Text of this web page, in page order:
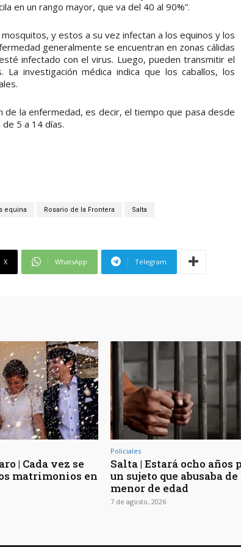
en un rango mayor, que va del 40 al 90%”.
y estos a su vez infectan a los equinos y los
generalmente se encuentran en zonas cálidas
infectado con el virus. Luego, pueden transmitir el
investigación médica indica que los caballos, los
la enfermedad, es decir, el tiempo que pasa desde
5 a 14 días.
equina Rosario de la Frontera Salta
X WhatsApp Telegram
| Cada vez se
matrimonios en
Policiales
Salta | Estará ocho años
un sujeto que abusaba
menor de edad
7 de agosto, 2026